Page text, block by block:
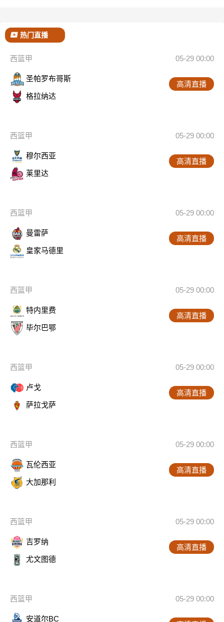
热门直播
西篮甲 05-29 00:00
圣帕罗布哥斯
格拉纳达
高清直播
西篮甲 05-29 00:00
穆尔西亚
莱里达
高清直播
西篮甲 05-29 00:00
曼雷萨
皇家马德里
高清直播
西篮甲 05-29 00:00
特内里费
毕尔巴鄂
高清直播
西篮甲 05-29 00:00
卢戈
萨拉戈萨
高清直播
西篮甲 05-29 00:00
瓦伦西亚
大加那利
高清直播
西篮甲 05-29 00:00
吉罗纳
尤文图德
高清直播
西篮甲 05-29 00:00
安道尔BC